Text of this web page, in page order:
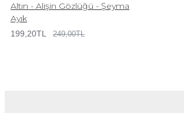
Altın - Alişin Gözlüğü - Şeyma
Ayık
199,20TL 249,00TL